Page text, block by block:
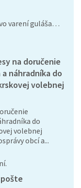
varení guláša…
na doručenie
náhradníka do
volebnej
do
volebnej
obcí a...